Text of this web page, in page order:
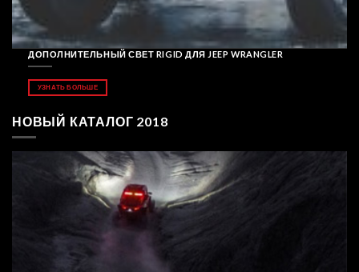
ДОПОЛНИТЕЛЬНЫЙ СВЕТ RIGID ДЛЯ JEEP WRANGLER
УЗНАТЬ БОЛЬШЕ
НОВЫЙ КАТАЛОГ 2018